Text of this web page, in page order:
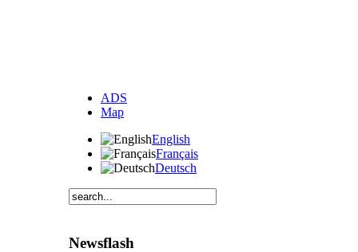
ADS
Map
English
Français
Deutsch
Newsflash